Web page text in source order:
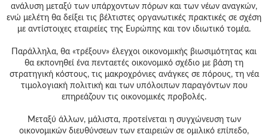
ανάλυση μεταξύ των υπάρχοντων πόρων και των νέων αναγκών,
ενώ μελέτη θα δείξει τις βέλτιστες οργανωτικές πρακτικές σε σχέση
με αντίστοιχες εταιρείες της Ευρώπης και τον ιδιωτικό τομέα.
Παράλληλα, θα «τρέξουν» έλεγχοι οικονομικής βιωσιμότητας και
θα εκπονηθεί ένα πενταετές οικονομικό σχέδιο με βάση τη
στρατηγική κόστους, τις μακροχρόνιες ανάγκες σε πόρους, τη νέα
τιμολογιακή πολιτική και των υπόλοιπων παραγόντων που
επηρεάζουν τις οικονομικές προβολές.
Μεταξύ άλλων, μάλιστα, προτείνεται η συγχώνευση των
οικονομικών διευθύνσεων των εταιρειών σε ομιλικό επίπεδο,